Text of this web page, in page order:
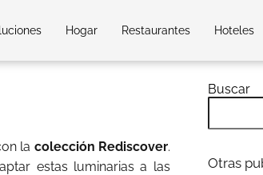
Hogar Restaurantes Hoteles
la colección Rediscover.
estas luminarias a las
Buscar
Otras